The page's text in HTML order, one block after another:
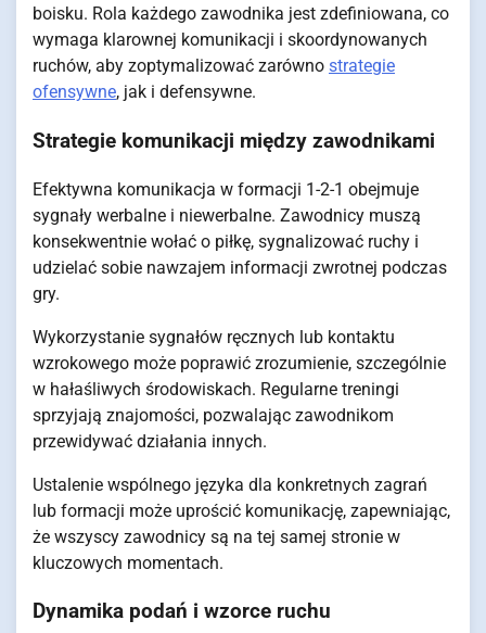
boisku. Rola każdego zawodnika jest zdefiniowana, co
wymaga klarownej komunikacji i skoordynowanych
ruchów, aby zoptymalizować zarówno strategie
ofensywne, jak i defensywne.
Strategie komunikacji między zawodnikami
Efektywna komunikacja w formacji 1-2-1 obejmuje
sygnały werbalne i niewerbalne. Zawodnicy muszą
konsekwentnie wołać o piłkę, sygnalizować ruchy i
udzielać sobie nawzajem informacji zwrotnej podczas
gry.
Wykorzystanie sygnałów ręcznych lub kontaktu
wzrokowego może poprawić zrozumienie, szczególnie
w hałaśliwych środowiskach. Regularne treningi
sprzyjają znajomości, pozwalając zawodnikom
przewidywać działania innych.
Ustalenie wspólnego języka dla konkretnych zagrań
lub formacji może uprościć komunikację, zapewniając,
że wszyscy zawodnicy są na tej samej stronie w
kluczowych momentach.
Dynamika podań i wzorce ruchu